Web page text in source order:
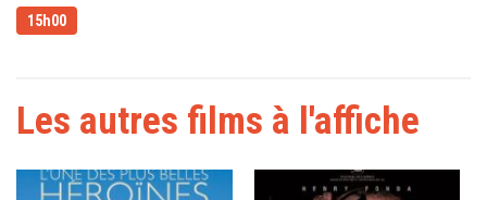
15h00
Les autres films à l'affiche